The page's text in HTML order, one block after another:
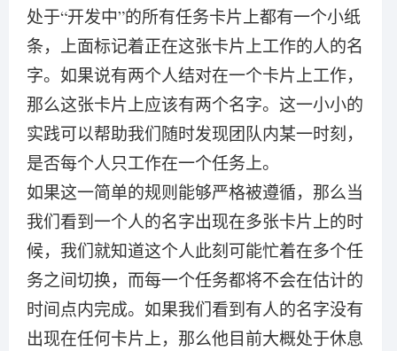
处于“开发中”的所有任务卡片上都有一个小纸
条，上面标记着正在这张卡片上工作的人的名
字。如果说有两个人结对在一个卡片上工作，
那么这张卡片上应该有两个名字。这一小小的
实践可以帮助我们随时发现团队内某一时刻，
是否每个人只工作在一个任务上。
如果这一简单的规则能够严格被遵循，那么当
我们看到一个人的名字出现在多张卡片上的时
候，我们就知道这个人此刻可能忙着在多个任
务之间切换，而每一个任务都将不会在估计的
时间点内完成。如果我们看到有人的名字没有
出现在任何卡片上，那么他目前大概处于休息